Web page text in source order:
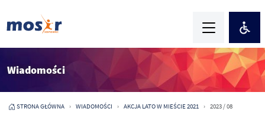
Wiadomości
STRONA GŁÓWNA WIADOMOŚCI AKCJA LATO W MIEŚCIE 2021 2023 / 08